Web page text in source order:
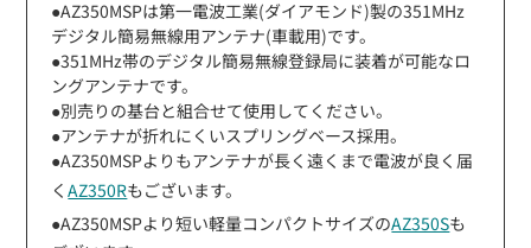
●AZ350MSPは第一電波工業(ダイアモンド)製の351MHz
デジタル簡易無線用アンテナ(車載用)です。
●351MHz帯のデジタル簡易無線登録局に装着が可能なロ
ングアンテナです。
●別売りの基台と組合せて使用してください。
●アンテナが折れにくいスプリングベース採用。
●AZ350MSPよりもアンテナが長く遠くまで電波が良く届
くAZ350Rもございます。
●AZ350MSPより短い軽量コンパクトサイズのAZ350Sも